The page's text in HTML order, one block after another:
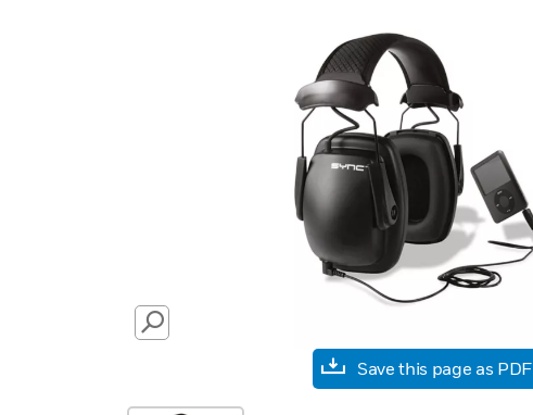
SEARCH
Save this page as PDF